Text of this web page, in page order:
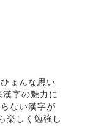
ょんな思い
字の魅力に
ない漢字が
楽しく勉強し